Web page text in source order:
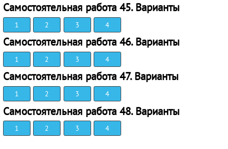
Самостоятельная работа 45. Варианты
1 2 3 4
Самостоятельная работа 46. Варианты
1 2 3 4
Самостоятельная работа 47. Варианты
1 2 3 4
Самостоятельная работа 48. Варианты
1 2 3 4